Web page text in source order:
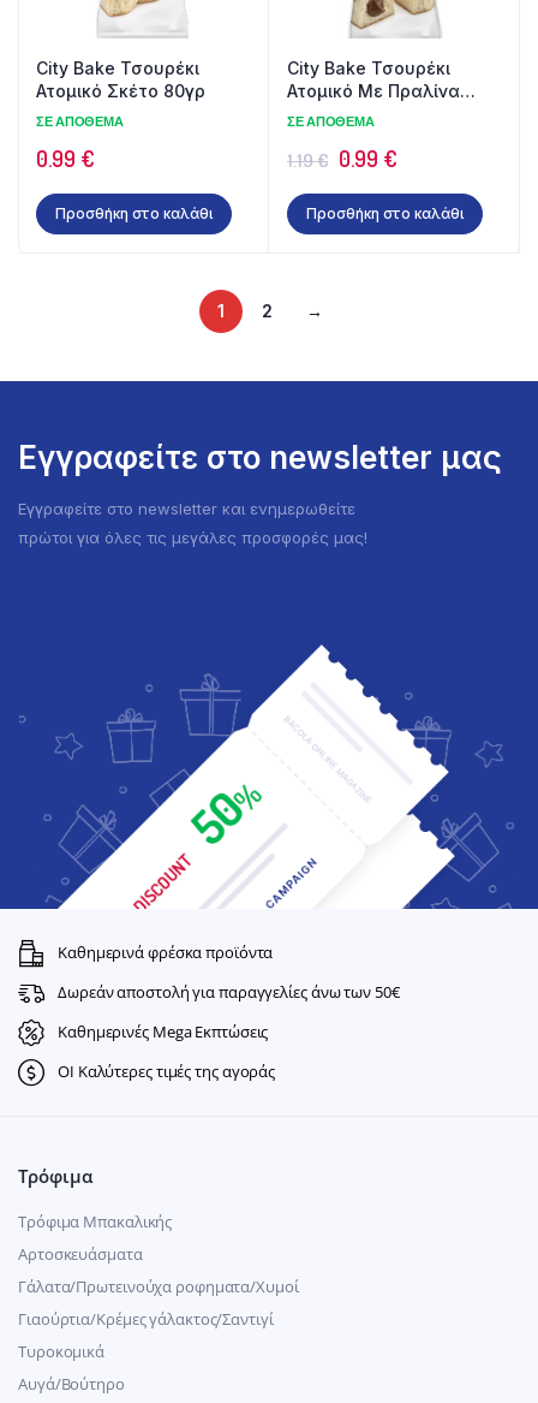
City Bake Τσουρέκι
Ατομικό Σκέτο 80γρ
ΣΕ ΑΠΌΘΕΜΑ
0.99 €
Προσθήκη στο καλάθι
City Bake Τσουρέκι
Ατομικό Με Πραλίνα
100γρ
ΣΕ ΑΠΌΘΕΜΑ
1.19€ Original
price
was:
0.99 €Η
τρέχουσα
τιμή
Προσθήκη στο καλάθι
1 2 →
Εγγραφείτε στο newsletter μας
Εγγραφείτε στο newsletter και ενημερωθείτε
πρώτοι για όλες τις μεγάλες προσφορές μας!
Καθημερινά φρέσκα προϊόντα
Δωρεάν αποστολή για παραγγελίες άνω των 50€
Καθημερινές Mega Εκπτώσεις
ΟΙ Καλύτερες τιμές της αγοράς
Τρόφιμα
Τρόφιμα Μπακαλικής
Αρτοσκευάσματα
Γάλατα/Πρωτεινούχα ροφηματα/Χυμοί
Γιαούρτια/Κρέμες γάλακτος/Σαντιγί
Τυροκομικά
Αυγά/Βούτηρο